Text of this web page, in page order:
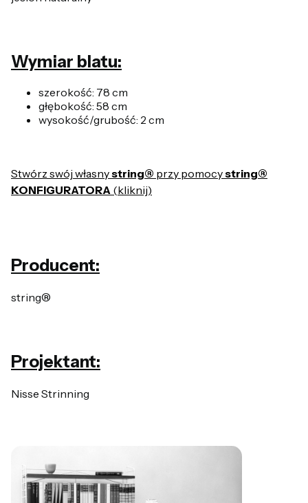
Wymiar blatu:
szerokość: 78 cm
głębokość: 58 cm
wysokość/grubość: 2 cm
Stwórz swój własnystring® przy pomocystring®
KONFIGURATORA (kliknij)
Producent:
string®
Projektant:
Nisse Strinning